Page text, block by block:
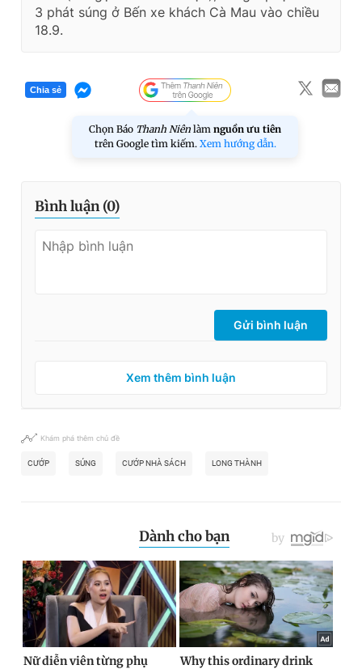
3 phát súng ở Bến xe khách Cà Mau vào chiều
18.9.
Chia sẻ
Chọn Báo Thanh Niên làm nguồn ưu tiên
trên Google tìm kiếm. Xem hướng dẫn.
Bình luận (0)
Gửi bình luận
Xem thêm bình luận
Khám phá thêm chủ đề
CƯỚP SÚNG CƯỚP NHÀ SÁCH LONG THÀNH